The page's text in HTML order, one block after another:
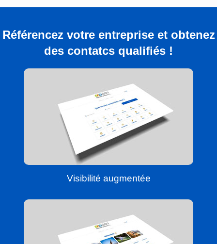
Référencez votre entreprise et obtenez
des contatcs qualifiés !
Visibilité augmentée